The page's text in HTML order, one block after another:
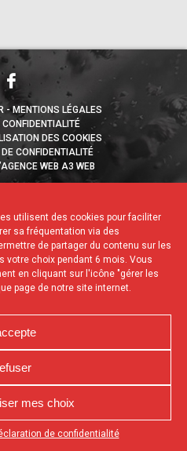
utilisent des cookies pour faciliter
sa fréquentation via des
de partager du contenu sur les
votre choix pendant 6 mois. Vous
en cliquant sur l'icône "gérer les
page de notre site internet.
mes choix
de confidentialité
bas de votre
MENTIONS LÉGALES
DES COOKIES
CONFIDENTIALITÉ
WEB A3 WEB